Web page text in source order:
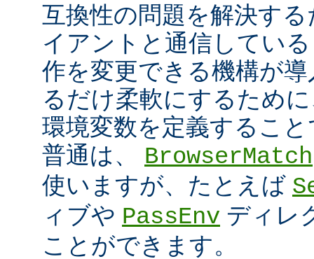
互換性の問題を解決す
イアントと通信してい
作を変更できる機構が
るだけ柔軟にするため
環境変数を定義するこ
普通は、 BrowserMatch
使いますが、たとえば
ィブや PassEnv ディレ
ことができます。